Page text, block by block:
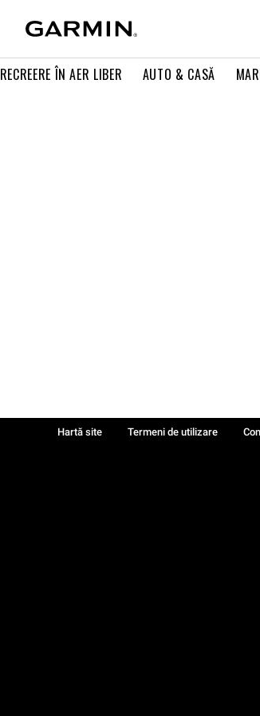
RECREERE ÎN AER LIBER AUTO & CASĂ
Hartă site Termeni de utilizare